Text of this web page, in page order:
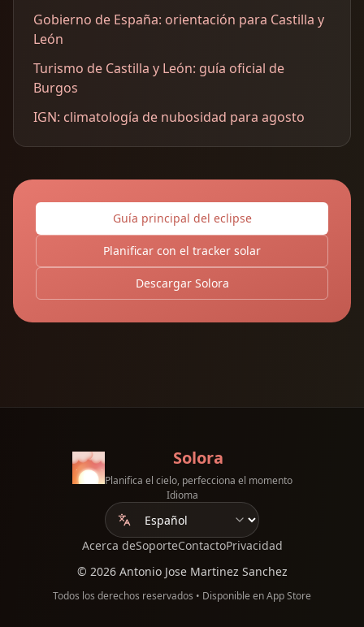
Gobierno de España: orientación para Castilla y
León
Turismo de Castilla y León: guía oficial de
Burgos
IGN: climatología de nubosidad para agosto
Guía principal del eclipse
Planificar con el tracker solar
Descargar Solora
Solora
Planifica el cielo, perfecciona el momento
Idioma
Acerca deSoporteContactoPrivacidad
© 2026 Antonio Jose Martinez Sanchez
Todos los derechos reservados • Disponible en App Store